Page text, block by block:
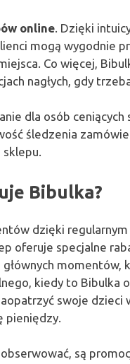
online . Dzięki
mogą wygodnie
Co więcej,
nagłych, gdy
dla osób
śledzenia
Bibulka?
dzięki
oferuje specjalne
momentów,
kiedy to Bibulka
swoje dzieci
pieniędzy.
są